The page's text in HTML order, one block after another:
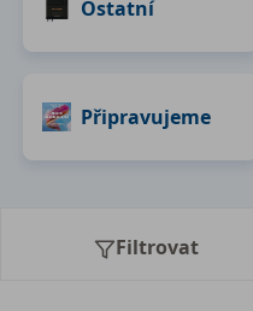
Ostatní
Připravujeme
Filtrovat